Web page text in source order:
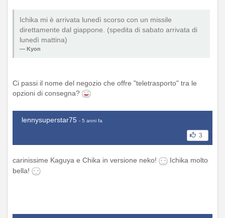
Ichika mi è arrivata lunedì scorso con un missile
direttamente dal giappone. (spedita di sabato arrivata di
lunedì mattina)
Kyon
Ci passi il nome del negozio che offre "teletrasporto" tra le
opzioni di consegna?
lennysuperstar75 - 5 anni fa
3
carinissime Kaguya e Chika in versione neko!
Ichika molto
bella!